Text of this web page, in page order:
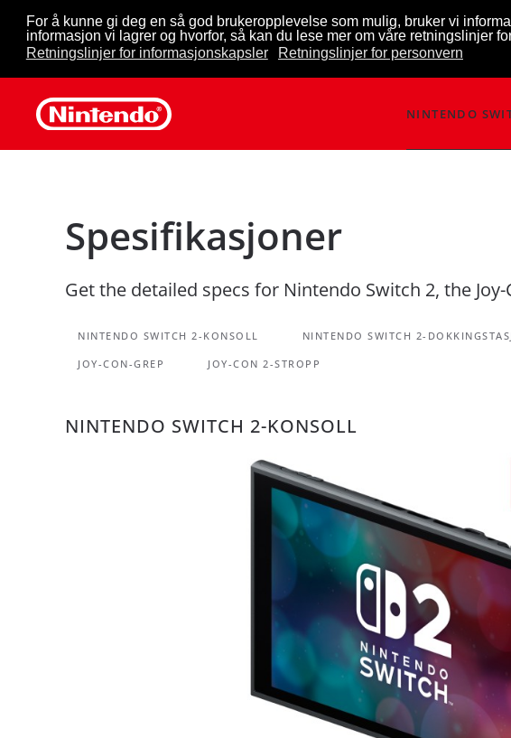
For å kunne gi deg en så god brukeropplevelse som mulig, bruker vi
informasjon vi lagrer og hvorfor, så kan du lese mer om våre retningslinjer
Retningslinjer for informasjonskapsler
Retningslinjer for personvern
Skip to main content
NINTENDO
Spesifikasjoner
Get the detailed specs for Nintendo Switch 2, the
NINTENDO SWITCH 2-KONSOLL NINTENDO SWITCH 2-
JOY-CON-GREP JOY-CON 2-STROPP
NINTENDO SWITCH 2-KONSOLL